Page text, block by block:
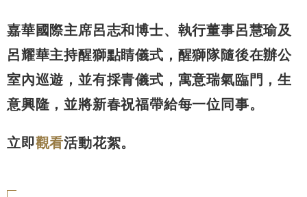
嘉華國際主席呂志和博士、執行董事呂慧瑜及
呂耀華主持醒獅點睛儀式，醒獅隊隨後在辦公
室內巡遊，並有採青儀式，寓意瑞氣臨門，生
意興隆，並將新春祝福帶給每一位同事。
立即觀看活動花絮。